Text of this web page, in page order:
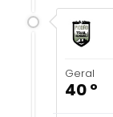
Geral
40 º